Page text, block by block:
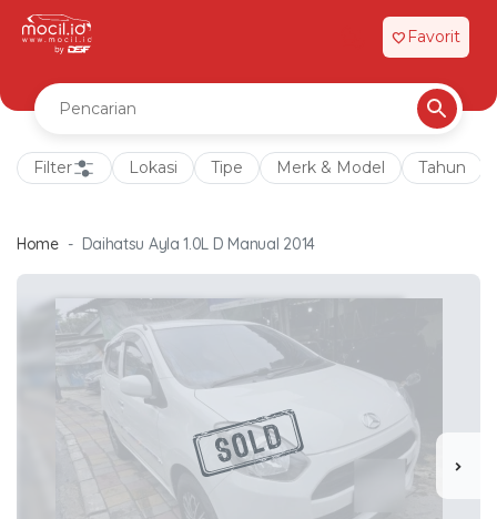
favorite Favorit
Filter Lokasi Tipe Merk & Model Tahun
Home Daihatsu Ayla 1.0L D Manual 2014
chevron_right